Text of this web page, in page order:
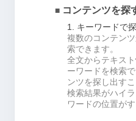
■ コンテンツを探
1. キーワードで
複数のコンテン
索できます。
全文からテキス
ーワードを検索
ンツを探し出す
検索結果がハイ
ワードの位置が